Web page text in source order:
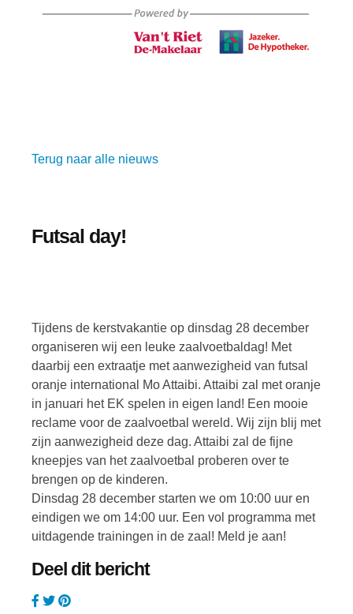
Terug naar alle nieuws
Futsal day!
Tijdens de kerstvakantie op dinsdag 28 december
organiseren wij een leuke zaalvoetbaldag! Met
daarbij een extraatje met aanwezigheid van futsal
oranje international Mo Attaibi. Attaibi zal met oranje
in januari het EK spelen in eigen land! Een mooie
reclame voor de zaalvoetbal wereld. Wij zijn blij met
zijn aanwezigheid deze dag. Attaibi zal de fijne
kneepjes van het zaalvoetbal proberen over te
brengen op de kinderen.
Dinsdag 28 december starten we om 10:00 uur en
eindigen we om 14:00 uur. Een vol programma met
uitdagende trainingen in de zaal! Meld je aan!
Deel dit bericht